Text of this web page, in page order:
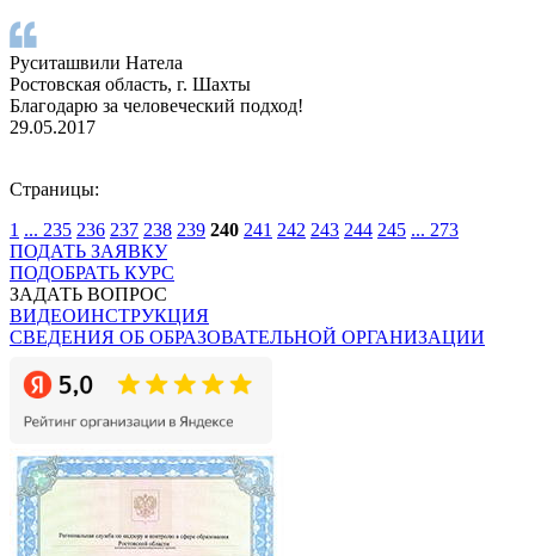
Руситашвили Натела
Ростовская область, г. Шахты
Благодарю за человеческий подход!
29.05.2017
Страницы:
1 ... 235 236 237 238 239 240 241 242 243 244 245 ... 273
ПОДАТЬ ЗАЯВКУ
ПОДОБРАТЬ КУРС
ЗАДАТЬ ВОПРОС
ВИДЕОИНСТРУКЦИЯ
СВЕДЕНИЯ ОБ ОБРАЗОВАТЕЛЬНОЙ ОРГАНИЗАЦИИ